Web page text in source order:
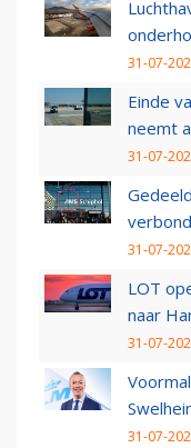
31-07-
Einde
neemt
31-07-
31-07-
LOT
naar
31-07-
31-07-